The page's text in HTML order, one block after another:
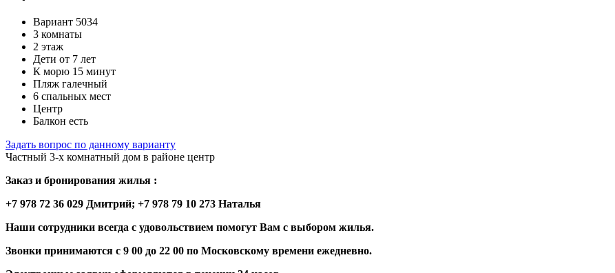
Вариант 5034
3 комнаты
2 этаж
Дети от 7 лет
К морю 15 минут
Пляж галечный
6 спальных мест
Центр
Балкон есть
Задать вопрос по данному варианту
Частный 3-х комнатный дом в районе центр
Заказ и бронирования жилья :
+7 978 72 36 029 Дмитрий; +7 978 79 10 273 Наталья
Наши сотрудники всегда с удовольствием помогут Вам с выбором жилья.
Звонки принимаются с 9 00 до 22 00 по Московскому времени ежедневно.